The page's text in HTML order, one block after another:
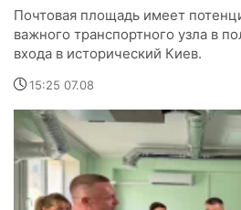
Почтовая площадь имеет
важного транспортного узла в
входа в исторический Киев.
15:25 07.08